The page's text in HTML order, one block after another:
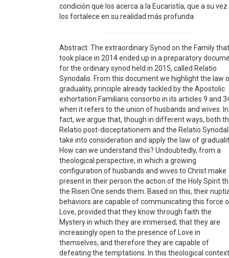
condición que los acerca a la Eucaristía, que a su vez
los fortalece en su realidad más profunda.
Abstract: The extraordinary Synod on the Family that
took place in 2014 ended up in a preparatory
for the ordinary synod held in 2015, called Relatio
Synodalis. From this document we highlight the law
graduality, principle already tackled by the Apostolic
exhortation Familiaris consortio in its articles 9 and
when it refers to the union of husbands and wives. In
fact, we argue that, though in different ways, both
Relatio post-disceptationem and the Relatio
take into consideration and apply the law of
How can we understand this? Undoubtedly, from a
theological perspective, in which a growing
configuration of husbands and wives to Christ make
present in their person the action of the Holy Spirit
the Risen One sends them. Based on this, their
behaviors are capable of communicating this force
Love, provided that they know through faith the
Mystery in which they are immersed; that they are
increasingly open to the presence of Love in
themselves, and therefore they are capable of
defeating the temptations. In this theological context